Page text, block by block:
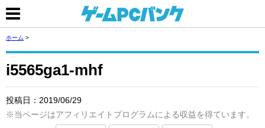
ホーム >
i5565ga1-mhf
投稿日： 2019/06/29
※当ページはアフィリエイトプログラムによる収益を得ています。